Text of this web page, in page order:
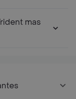
mas